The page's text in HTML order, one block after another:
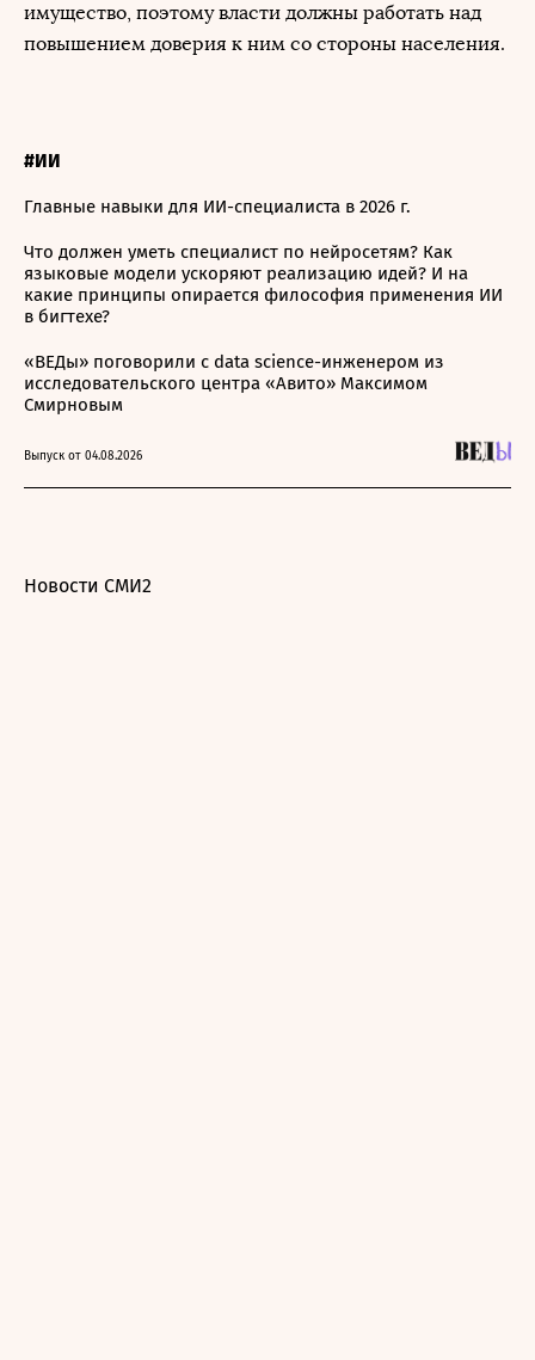
имущество, поэтому власти должны работать над
повышением доверия к ним со стороны населения.
#ИИ
Главные навыки для ИИ-специалиста в 2026 г.
Что должен уметь специалист по нейросетям? Как
языковые модели ускоряют реализацию идей? И на
какие принципы опирается философия применения ИИ
в бигтехе?
«ВЕДы» поговорили с data science-инженером из
исследовательского центра «Авито» Максимом
Смирновым
Выпуск от 04.08.2026
Новости СМИ2